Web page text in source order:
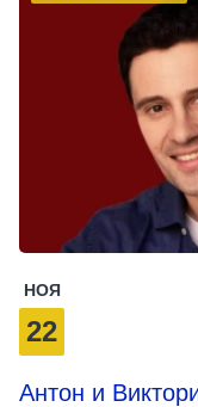
НОЯ
22
Антон и